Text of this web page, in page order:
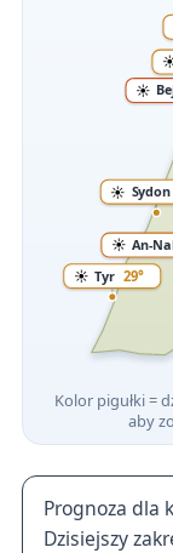
☀️
☀️ Tyr 29°
☀️ Sydon
☀️ An-
Kolor pigułki =
aby
Prognoza dla
Dzisiejszy